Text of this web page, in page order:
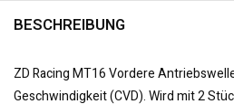
BESCHREIBUNG
ZD Racing MT16 Vordere
Geschwindigkeit (CVD). Wird mit 2